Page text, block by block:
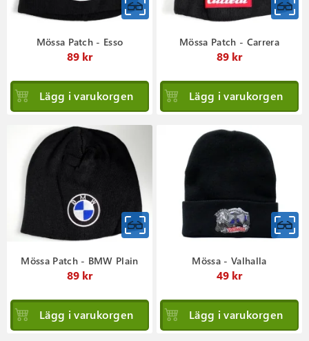
Mössa Patch - Esso
89 kr
Lägg i varukorgen
Mössa Patch - Carrera
89 kr
Lägg i varukorgen
Mössa Patch - BMW Plain
89 kr
Lägg i varukorgen
Mössa - Valhalla
49 kr
Lägg i varukorgen